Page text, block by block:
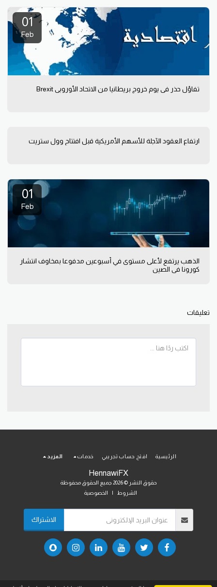
01
Feb
تفاؤل حذر في يوم خروج بريطانيا من الاتحاد الأوروبي Brexit
ارتفاع العقود الآجلة للأسهم الأمريكية قبل افتتاح وول ستريت
01
Feb
الذهب يرتفع لأعلى مستوى في أسبوعين مدفوعا بمخاوف انتشار
كورونا في الصين
تعليقات
HennawiFX
حقوق النشر © 2026 جميع الحقوق محفوظة
الشروط
| الخصوصية
الرئيسية افتح حساب تجريبي خدمات المزيد
الاشتراك